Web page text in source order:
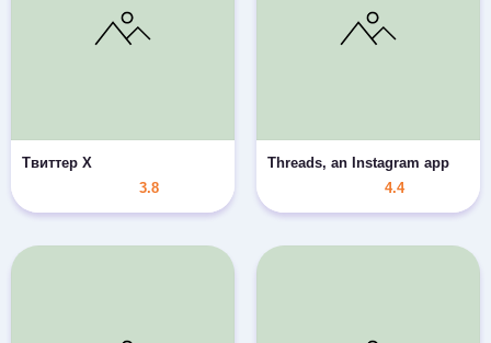
Твиттер X
3.8
Threads, an Instagram app
4.4